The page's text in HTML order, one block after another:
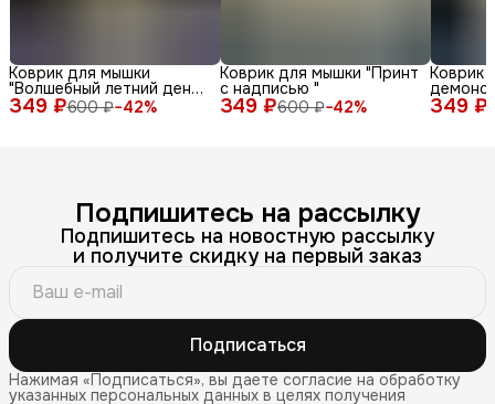
349 ₽600 ₽−42%
Коврик для мышки
"Волшебный летний день
с енотом среди ромашек
и бабочек"
349 ₽600 ₽−42%
Коврик для мышки "Принт
с надписью "
349 ₽
Коврик
лица и
Подпишитесь на рассылку
Подпишитесь на новостную рассылку
и получите скидку на первый заказ
Подписаться
Нажимая «Подписаться», вы даете согласие на обработку
указанных персональных данных в целях получения